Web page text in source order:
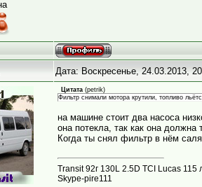
Дата: Воскресенье, 24.03.2013,
Цитата (petrik)
Фильтр снимали мотора крутили, топливо
на машине стоит два насоса
она потекла, так как она должна
Когда ты снял фильтр в нём
Transit 92г 130L 2.5D TCI Lucas
Skype-pire111